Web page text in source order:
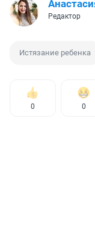
Редактор
Истязание ребенка
0 0